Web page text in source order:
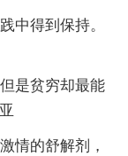
中得到保持。
是贫穷却最能
情的舒解剂，